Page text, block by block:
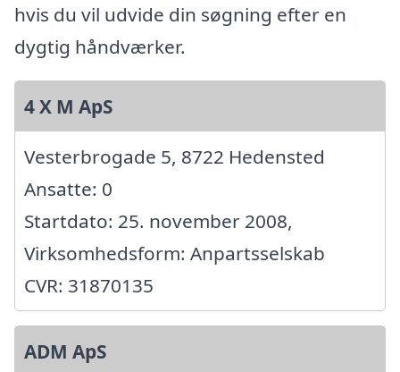
hvis du vil udvide din søgning efter en
dygtig håndværker.
4 X M ApS
Vesterbrogade 5, 8722 Hedensted
Ansatte: 0
Startdato: 25. november 2008,
Virksomhedsform: Anpartsselskab
CVR: 31870135
ADM ApS